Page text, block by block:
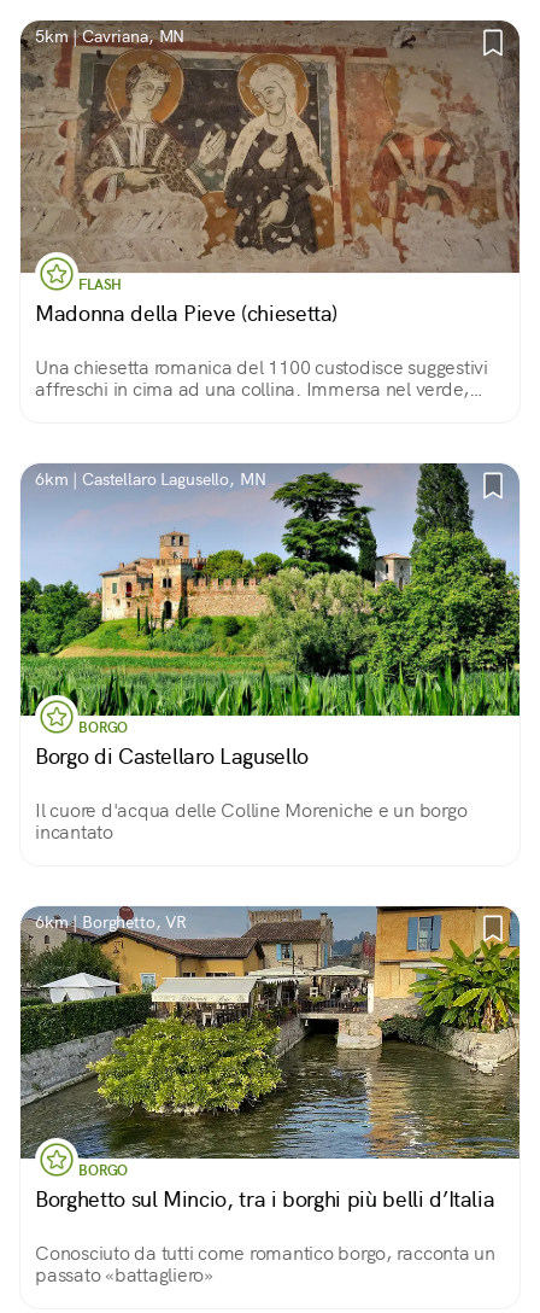
5km | Cavriana, MN
FLASH
Madonna della Pieve (chiesetta)
Una chiesetta romanica del 1100 custodisce suggestivi
affreschi in cima ad una collina. Immersa nel verde,
6km | Castellaro Lagusello, MN
BORGO
Borgo di Castellaro Lagusello
Il cuore d'acqua delle Colline Moreniche e un borgo
incantato
6km | Borghetto, VR
BORGO
Borghetto sul Mincio, tra i borghi più belli d’Italia
Conosciuto da tutti come romantico borgo, racconta un
passato «battagliero»